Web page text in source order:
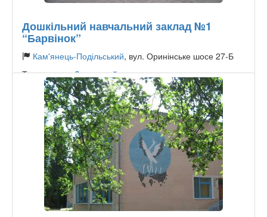
Дошкільний навчальний заклад №1
“Барвінок”
Кам'янець-Подільський, вул. Оринінське шосе 27-Б
Тип садочку:Державний